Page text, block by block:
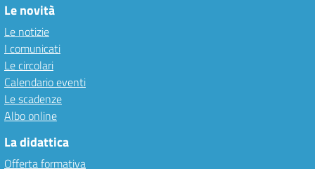
Le novità
Le notizie
I comunicati
Le circolari
Calendario eventi
Le scadenze
Albo online
La didattica
Offerta formativa